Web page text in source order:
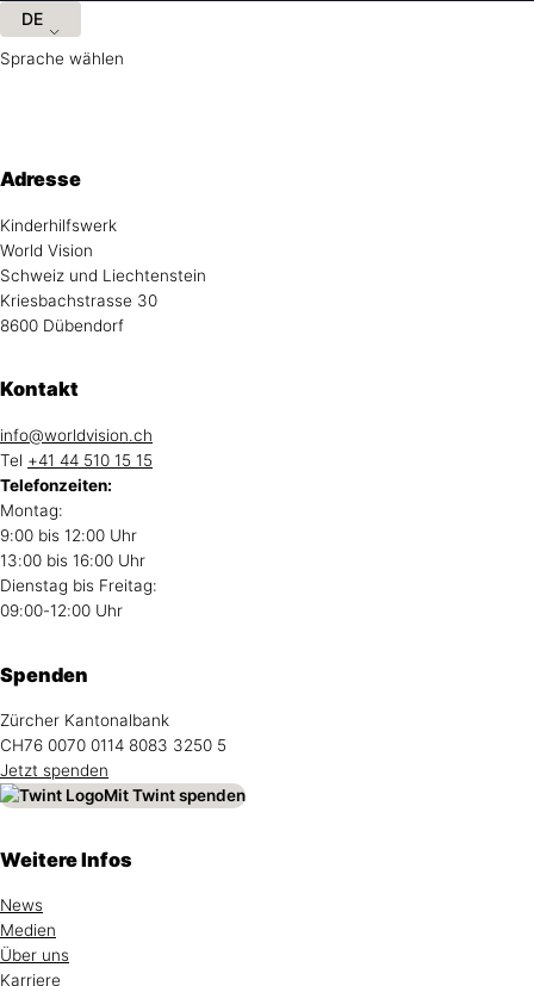
Adresse
Kinderhilfswerk
World Vision
Schweiz und Liechtenstein
Kriesbachstrasse 30
8600 Dübendorf
Kontakt
info@worldvision.ch
Tel +41 44 510 15 15
Telefonzeiten:
Montag:
9:00 bis 12:00 Uhr
13:00 bis 16:00 Uhr
Dienstag bis Freitag:
09:00-12:00 Uhr
Spenden
Zürcher Kantonalbank
CH76 0070 0114 8083 3250 5
Jetzt spenden
Mit Twint spenden
Weitere Infos
News
Medien
Über uns
Karriere
DE
Sprache wählen